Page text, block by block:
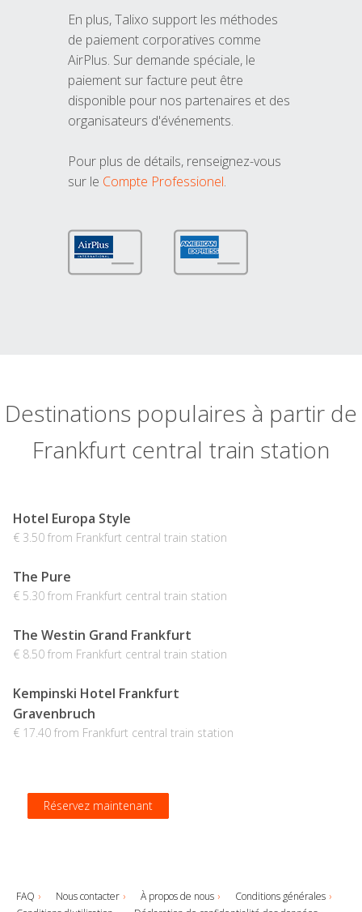
En plus, Talixo support les méthodes
de paiement corporatives comme
AirPlus. Sur demande spéciale, le
paiement sur facture peut être
disponible pour nos partenaires et des
organisateurs d'événements.
Pour plus de détails, renseignez-vous
sur le Compte Professionel.
Destinations populaires à partir de
Frankfurt central train station
Hotel Europa Style
€ 3.50 from Frankfurt central train station
Réservez maintenant
The Pure
€ 5.30 from Frankfurt central train station
Réservez maintenant
The Westin Grand Frankfurt
€ 8.50 from Frankfurt central train station
Réservez maintenant
Kempinski Hotel Frankfurt
Gravenbruch
€ 17.40 from Frankfurt central train station
Réservez maintenant
FAQ Nous contacter À propos de nous
Conditions générales